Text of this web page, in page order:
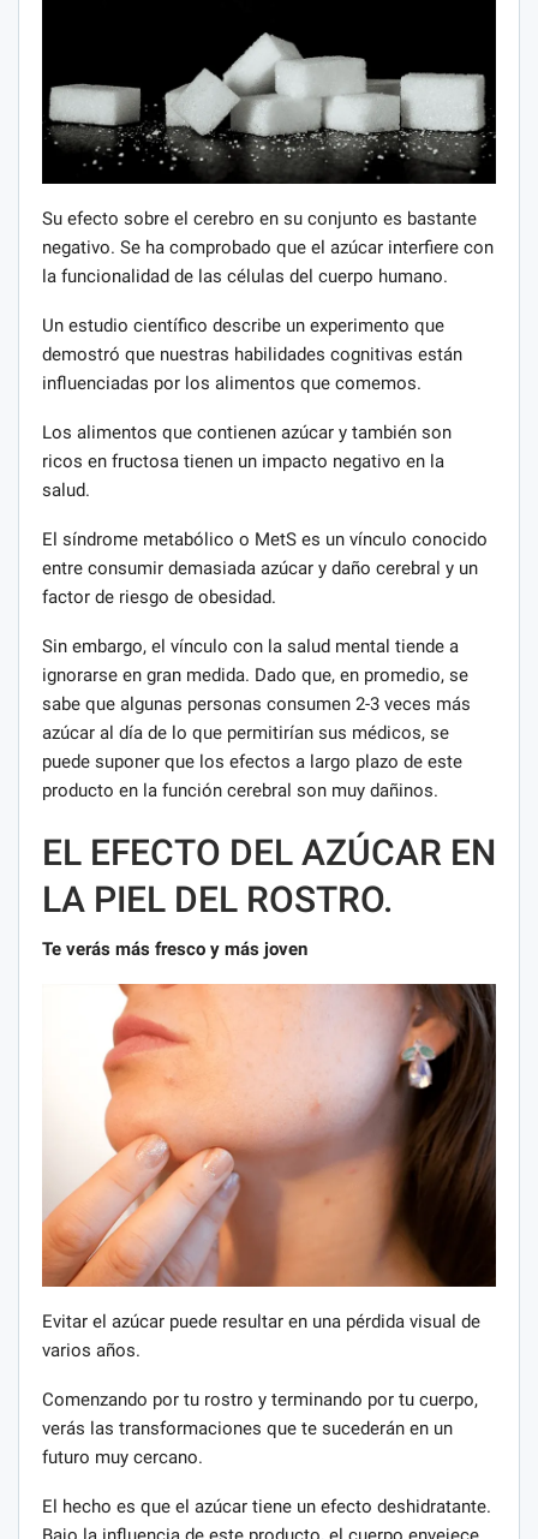
Su efecto sobre el cerebro en su conjunto es bastante
negativo. Se ha comprobado que el azúcar interfiere con
la funcionalidad de las células del cuerpo humano.
Un estudio científico describe un experimento que
demostró que nuestras habilidades cognitivas están
influenciadas por los alimentos que comemos.
Los alimentos que contienen azúcar y también son
ricos en fructosa tienen un impacto negativo en la
salud.
El síndrome metabólico o MetS es un vínculo conocido
entre consumir demasiada azúcar y daño cerebral y un
factor de riesgo de obesidad.
Sin embargo, el vínculo con la salud mental tiende a
ignorarse en gran medida. Dado que, en promedio, se
sabe que algunas personas consumen 2-3 veces más
azúcar al día de lo que permitirían sus médicos, se
puede suponer que los efectos a largo plazo de este
producto en la función cerebral son muy dañinos.
EL EFECTO DEL AZÚCAR EN
LA PIEL DEL ROSTRO.
Te verás más fresco y más joven
Evitar el azúcar puede resultar en una pérdida visual de
varios años.
Comenzando por tu rostro y terminando por tu cuerpo,
verás las transformaciones que te sucederán en un
futuro muy cercano.
El hecho es que el azúcar tiene un efecto deshidratante.